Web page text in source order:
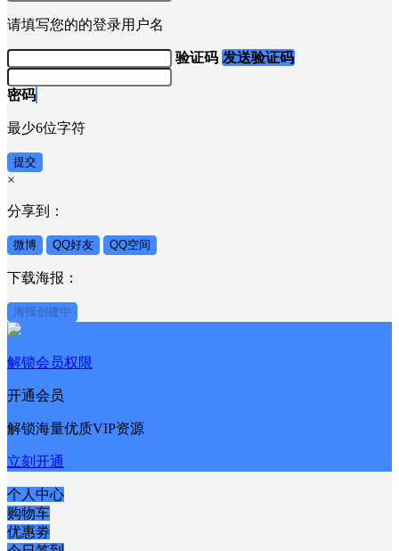
请填写您的的登录用户名
验证码 发送验证码
密码
最少6位字符
提交
×
分享到：
微博 QQ好友 QQ空间
下载海报：
海报创建中
解锁会员权限
开通会员
解锁海量优质VIP资源
立刻开通
个人中心
购物车
优惠劵